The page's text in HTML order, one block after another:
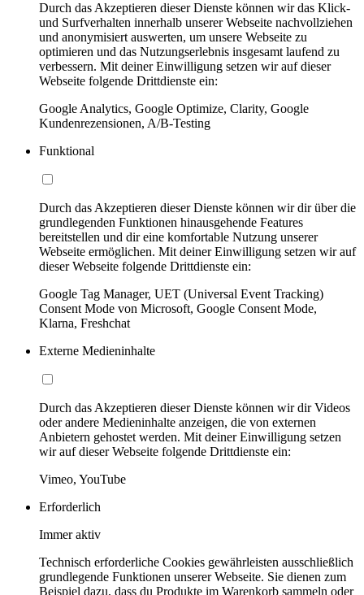
Durch das Akzeptieren dieser Dienste können wir das Klick-
und Surfverhalten innerhalb unserer Webseite nachvollziehen
und anonymisiert auswerten, um unsere Webseite zu
optimieren und das Nutzungserlebnis insgesamt laufend zu
verbessern. Mit deiner Einwilligung setzen wir auf dieser
Webseite folgende Drittdienste ein:
Google Analytics, Google Optimize, Clarity, Google
Kundenrezensionen, A/B-Testing
Funktional
Durch das Akzeptieren dieser Dienste können wir dir über die
grundlegenden Funktionen hinausgehende Features
bereitstellen und dir eine komfortable Nutzung unserer
Webseite ermöglichen. Mit deiner Einwilligung setzen wir auf
dieser Webseite folgende Drittdienste ein:
Google Tag Manager, UET (Universal Event Tracking)
Consent Mode von Microsoft, Google Consent Mode,
Klarna, Freshchat
Externe Medieninhalte
Durch das Akzeptieren dieser Dienste können wir dir Videos
oder andere Medieninhalte anzeigen, die von externen
Anbietern gehostet werden. Mit deiner Einwilligung setzen
wir auf dieser Webseite folgende Drittdienste ein:
Vimeo, YouTube
Erforderlich
Immer aktiv
Technisch erforderliche Cookies gewährleisten ausschließlich
grundlegende Funktionen unserer Webseite. Sie dienen zum
Beispiel dazu, dass du Produkte im Warenkorb sammeln oder